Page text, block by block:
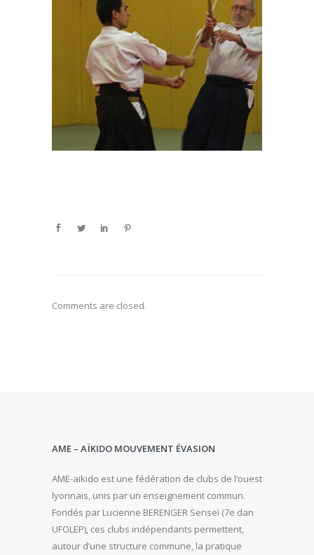
Comments are closed.
AME – AÏKIDO MOUVEMENT ÉVASION
AME-aikido est une fédération de clubs de l’ouest
lyonnais, unis par un enseignement commun.
Fondés par Lucienne BERENGER Senseï (7e dan
UFOLEP), ces clubs indépendants permettent,
autour d’une structure commune, la pratique